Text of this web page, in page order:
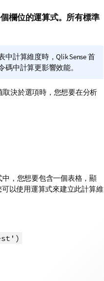
欄位的運算式。所有標準
中計算維度時，Qlik Sense首
碼中計算更影響效能。
取決於選項時，您想要在分析
中，您想要包含一個表格，顯
以使用運算式來建立此計算維